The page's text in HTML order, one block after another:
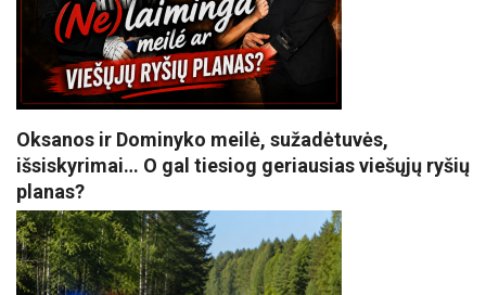
Oksanos ir Dominyko meilė, sužadėtuvės,
išsiskyrimai… O gal tiesiog geriausias viešųjų ryšių
planas?